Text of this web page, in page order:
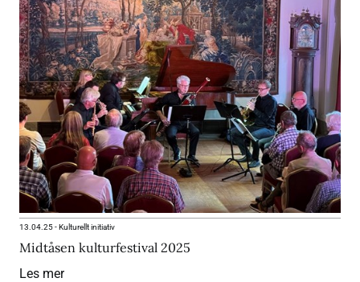
13.04.25-Kulturellt initiativ
Midtåsen kulturfestival 2025
Les mer